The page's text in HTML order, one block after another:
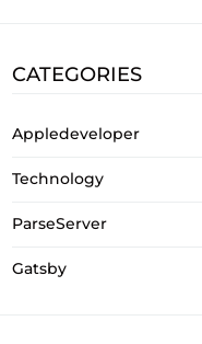
CATEGORIES
Appledeveloper
Technology
ParseServer
Gatsby